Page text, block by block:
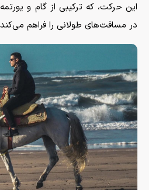
این حرکت، که ترکیبی از گام و
در مسافت‌های طولانی را فراهم